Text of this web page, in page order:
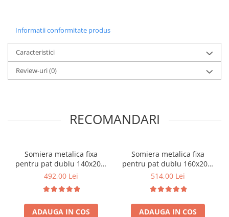
Informatii conformitate produs
Caracteristici
Review-uri(0)
RECOMANDARI
Somiera metalica fixa
pentru pat dublu 140x200,
6 picioare, 32 lamele lemn
saltea ferm, negru
492,00 Lei
ADAUGA IN COS
Somiera metalica fixa
pentru pat dublu 160x200,
6 picioare, 32 lamele lemn
saltea ferm, negru
514,00 Lei
ADAUGA IN COS